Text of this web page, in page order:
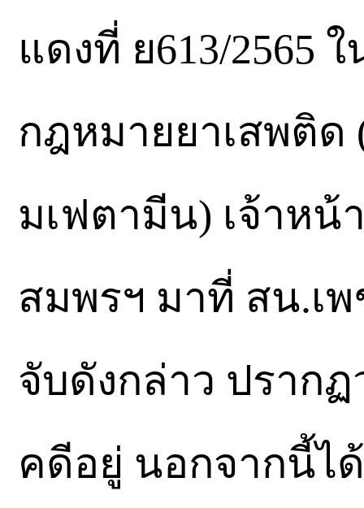
แดงที่ ย613/2565
กฎหมายยาเสพติด
มเฟตามีน) เจ้าห
สมพรฯ มาที่ สน.เ
จับดังกล่าว ปราก
คดีอยู่ นอกจากนี้ไ